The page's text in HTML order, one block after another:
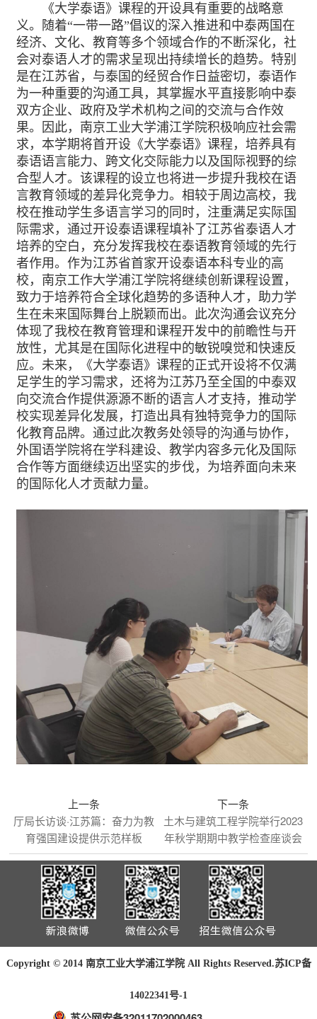
《大学泰语》课程的开设具有重要的战略意
义。随着“一带一路”倡议的深入推进和中泰两国在
经济、文化、教育等多个领域合作的不断深化，社
会对泰语人才的需求呈现出持续增长的趋势。特别
是在江苏省，与泰国的经贸合作日益密切，泰语作
为一种重要的沟通工具，其掌握水平直接影响中泰
双方企业、政府及学术机构之间的交流与合作效
果。因此，南京工业大学浦江学院积极响应社会需
求，本学期将首开设《大学泰语》课程，培养具有
泰语语言能力、跨文化交际能力以及国际视野的综
合型人才。该课程的设立也将进一步提升我校在语
言教育领域的差异化竞争力。相较于周边高校，我
校在推动学生多语言学习的同时，注重满足实际国
际需求，通过开设泰语课程填补了江苏省泰语人才
培养的空白，充分发挥我校在泰语教育领域的先行
者作用。作为江苏省首家开设泰语本科专业的高
校，南京工作大学浦江学院将继续创新课程设置，
致力于培养符合全球化趋势的多语种人才，助力学
生在未来国际舞台上脱颖而出。此次沟通会议充分
体现了我校在教育管理和课程开发中的前瞻性与开
放性，尤其是在国际化进程中的敏锐嗅觉和快速反
应。未来，《大学泰语》课程的正式开设将不仅满
足学生的学习需求，还将为江苏乃至全国的中泰双
向交流合作提供源源不断的语言人才支持，推动学
校实现差异化发展，打造出具有独特竞争力的国际
化教育品牌。通过此次教务处领导的沟通与协作，
外国语学院将在学科建设、教学内容多元化及国际
合作等方面继续迈出坚实的步伐，为培养面向未来
的国际化人才贡献力量。
上一条
厅局长访谈·江苏篇：奋力为教
育强国建设提供示范样板
下一条
土木与建筑工程学院举行2023
年秋学期期中教学检查座谈会
Copyright © 2014 南京工业大学浦江学院 All Rights Reserved.苏ICP备
14022341号-1